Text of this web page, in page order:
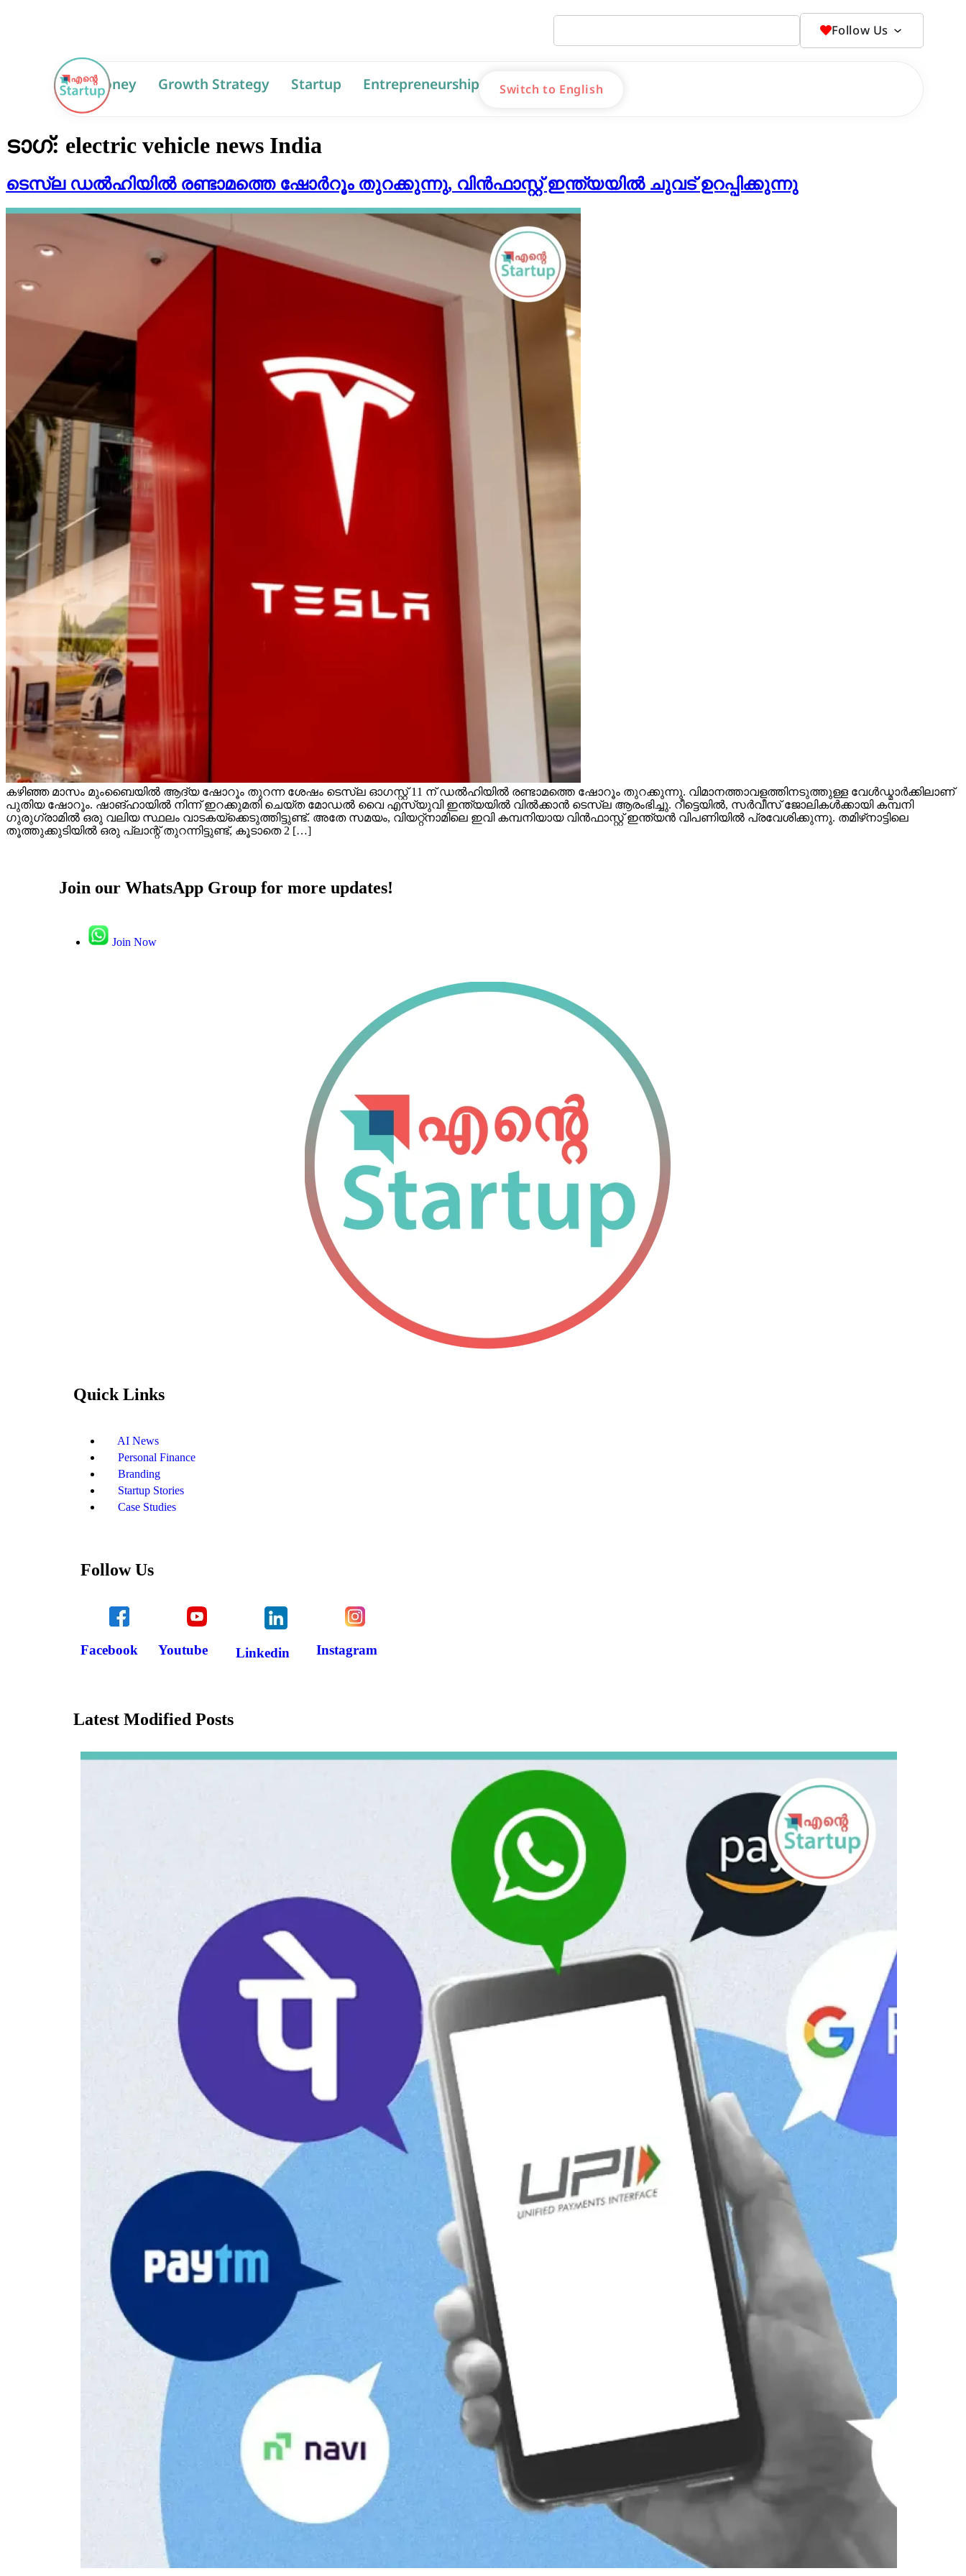
Follow Us
AI Money Growth Strategy Startup Entrepreneurship Switch to English
ടാഗ്: electric vehicle news India
ടെസ്‌ല ഡൽഹിയിൽ രണ്ടാമത്തെ ഷോർറൂം തുറക്കുന്നു, വിൻഫാസ്റ്റ് ഇന്ത്യയിൽ ചുവട് ഉറപ്പിക്കുന്നു
കഴിഞ്ഞ മാസം മുംബൈയിൽ ആദ്യ ഷോറൂം തുറന്ന ശേഷം ടെസ്ല ഓഗസ്റ്റ് 11 ന് ഡൽഹിയിൽ രണ്ടാമത്തെ ഷോറൂം തുറക്കുന്നു. വിമാനത്താവളത്തിനടുത്തുള്ള വേൾഡ്മാർക്കിലാണ്
പുതിയ ഷോറൂം. ഷാങ്ഹായിൽ നിന്ന് ഇറക്കുമതി ചെയ്ത മോഡൽ വൈ എസ്‌യുവി ഇന്ത്യയിൽ വിൽക്കാൻ ടെസ്‌ല ആരംഭിച്ചു. റീട്ടെയിൽ, സർവീസ് ജോലികൾക്കായി കമ്പനി
ഗുരുഗ്രാമിൽ ഒരു വലിയ സ്ഥലം വാടകയ്‌ക്കെടുത്തിട്ടുണ്ട്. അതേ സമയം, വിയറ്റ്നാമിലെ ഇവി കമ്പനിയായ വിൻഫാസ്റ്റ് ഇന്ത്യൻ വിപണിയിൽ പ്രവേശിക്കുന്നു. തമിഴ്‌നാട്ടിലെ
തൂത്തുക്കുടിയിൽ ഒരു പ്ലാന്റ് തുറന്നിട്ടുണ്ട്, കൂടാതെ 2 […]
Join our WhatsApp Group for more updates!
Join Now
Quick Links
AI News
Personal Finance
Branding
Startup Stories
Case Studies
Follow Us
Facebook Youtube Linkedin Instagram
Latest Modified Posts